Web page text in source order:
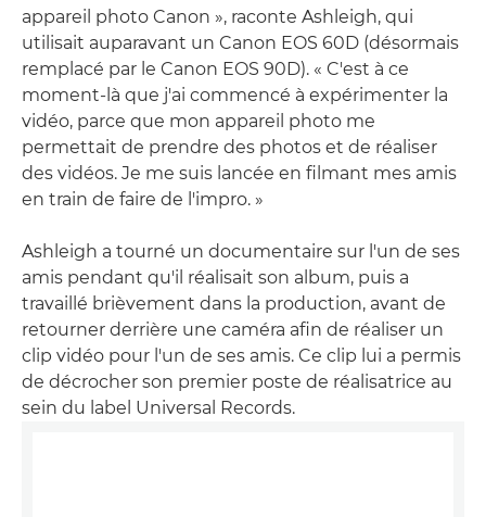
appareil photo Canon », raconte Ashleigh, qui
utilisait auparavant un Canon EOS 60D (désormais
remplacé par le Canon EOS 90D). « C'est à ce
moment-là que j'ai commencé à expérimenter la
vidéo, parce que mon appareil photo me
permettait de prendre des photos et de réaliser
des vidéos. Je me suis lancée en filmant mes amis
en train de faire de l'impro. »
Ashleigh a tourné un documentaire sur l'un de ses
amis pendant qu'il réalisait son album, puis a
travaillé brièvement dans la production, avant de
retourner derrière une caméra afin de réaliser un
clip vidéo pour l'un de ses amis. Ce clip lui a permis
de décrocher son premier poste de réalisatrice au
sein du label Universal Records.